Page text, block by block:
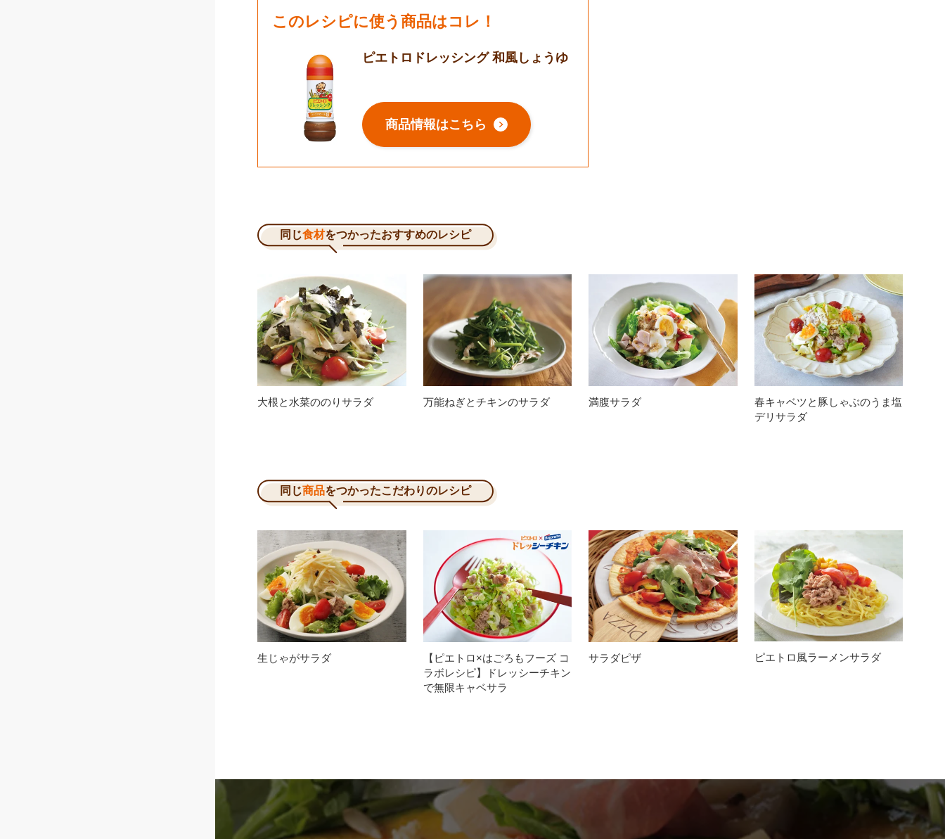
このレシピに使う商品はコレ！
ピエトロドレッシング 和風しょうゆ
商品情報はこちら
同じ食材をつかったおすすめのレシピ
大根と水菜ののりサラダ 万能ねぎとチキンのサラダ 満腹サラダ
春キャベツと豚しゃぶのうま塩
デリサラダ
同じ商品をつかったこだわりのレシピ
生じゃがサラダ
【ピエトロ×はごろもフーズ コ
ラボレシピ】ドレッシーチキン
で無限キャベサラ
サラダピザ ピエトロ風ラーメンサラダ